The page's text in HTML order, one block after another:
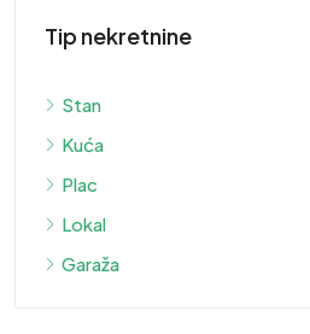
Tip nekretnine
Stan
Kuća
Plac
Lokal
Garaža